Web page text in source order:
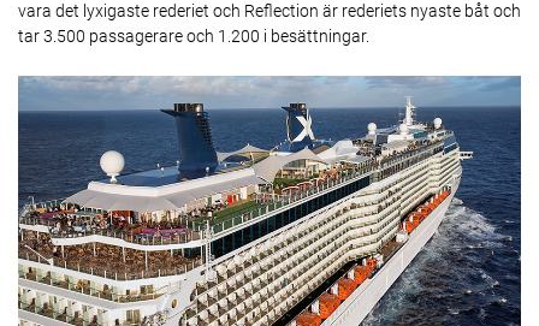
vara det lyxigaste rederiet och Reflection är rederiets nyaste båt och
tar 3.500 passagerare och 1.200 i besättningar.